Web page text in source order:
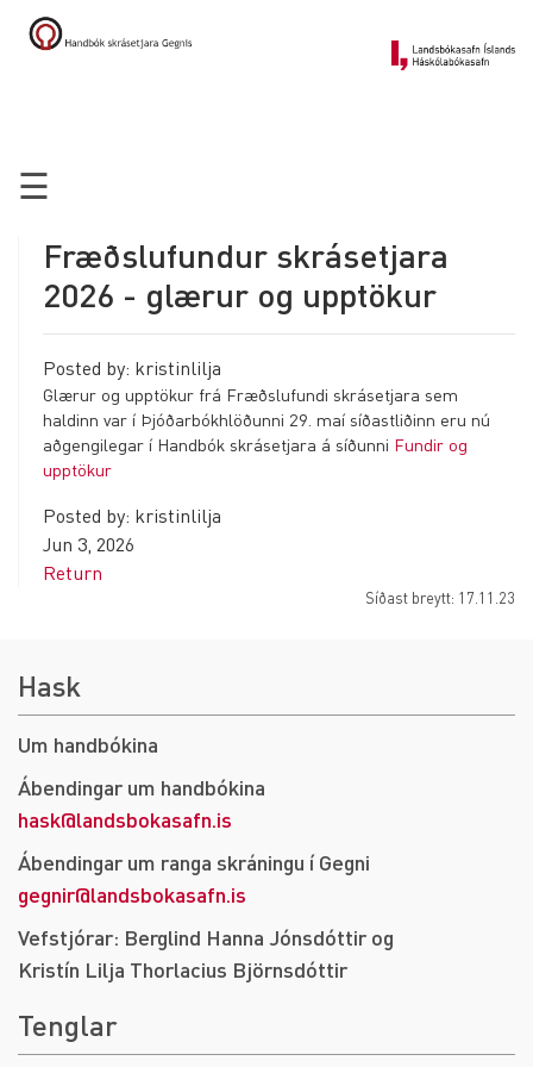
Skráning
MARC21 bókfræði
MARC21 forði
Nafnmyndaskráning
Fróðleikur
☰
Fræðslufundur skrásetjara
2026 - glærur og upptökur
Posted by: kristinlilja
Glærur og upptökur frá Fræðslufundi skrásetjara sem
haldinn var í Þjóðarbókhlöðunni 29. maí síðastliðinn eru nú
aðgengilegar í Handbók skrásetjara á síðunni Fundir og
upptökur
Posted by: kristinlilja
Jun 3, 2026
Return
Síðast breytt: 17.11.23
Hask
Um handbókina
Ábendingar um handbókina
hask@landsbokasafn.is
Ábendingar um ranga skráningu í Gegni
gegnir@landsbokasafn.is
Vefstjórar: Berglind Hanna Jónsdóttir og
Kristín Lilja Thorlacius Björnsdóttir
Tenglar